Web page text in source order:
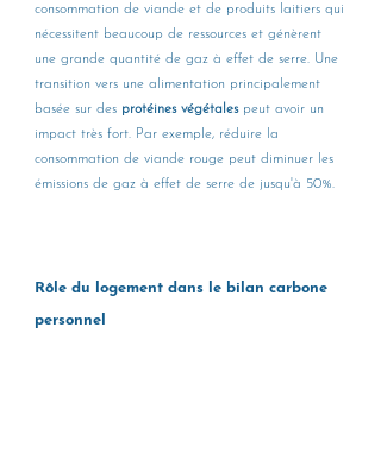
consommation de viande et de produits laitiers qui
nécessitent beaucoup de ressources et génèrent
une grande quantité de gaz à effet de serre. Une
transition vers une alimentation principalement
basée sur des protéines végétales peut avoir un
impact très fort. Par exemple, réduire la
consommation de viande rouge peut diminuer les
émissions de gaz à effet de serre de jusqu'à 50%.
Rôle du logement dans le bilan carbone
personnel